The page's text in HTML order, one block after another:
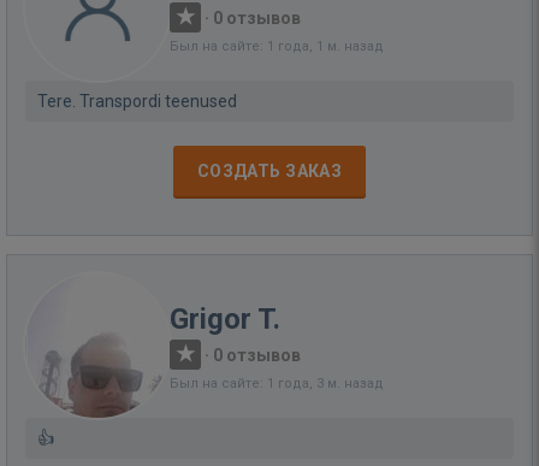
· 0 отзывов
Был на сайте: 1 года, 1 м. назад
Tere. Transpordi teenused
СОЗДАТЬ ЗАКАЗ
Grigor T.
· 0 отзывов
Был на сайте: 1 года, 3 м. назад
👍